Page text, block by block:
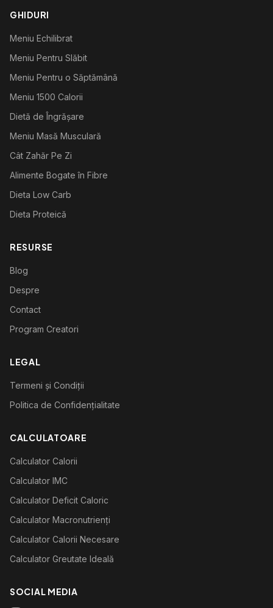
GHIDURI
Meniu Echilibrat
Meniu Pentru Slăbit
Meniu Pentru o Săptămână
Meniu 1500 Calorii
Dietă de Îngrășare
Meniu Masă Musculară
Cât Zahăr Pe Zi
Alimente Bogate în Fibre
Dieta Low Carb
Dieta Proteică
RESURSE
Blog
Despre
Contact
Program Creatori
LEGAL
Termeni și Condiții
Politica de Confidențialitate
CALCULATOARE
Calculator Calorii
Calculator IMC
Calculator Deficit Caloric
Calculator Macronutrienți
Calculator Calorii Necesare
Calculator Greutate Ideală
SOCIAL MEDIA